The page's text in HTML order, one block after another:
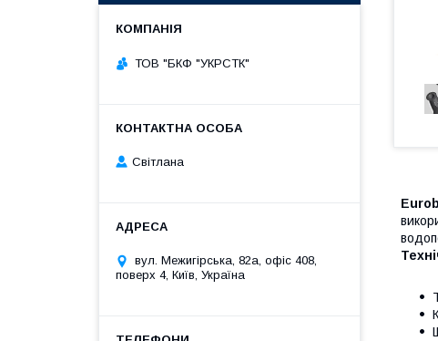
ТОВ "БКФ "УКРСТК"
Світлана
вул. Межигірська, 82а, офіс 408,
поверх 4, Київ, Україна